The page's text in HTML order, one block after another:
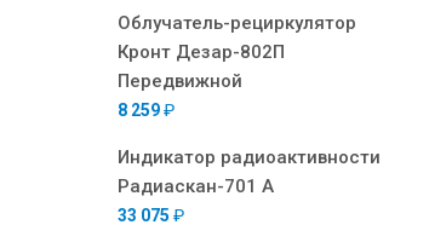
Облучатель-рециркулятор
Кронт Дезар-802П
Передвижной
8 259₽
Индикатор радиоактивности
Радиаскан-701 А
33 075 ₽